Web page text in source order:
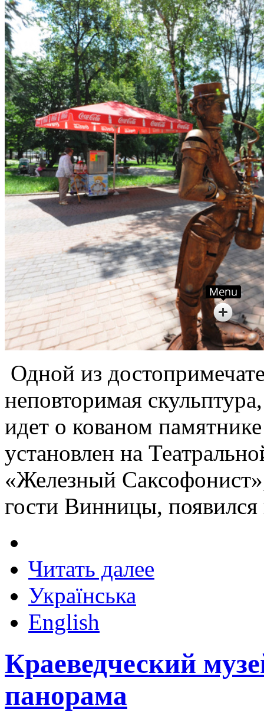
Одной из
неповторимая
идет о кованом
установлен на
«Железный
гости Винницы,
Читать далее
Українська
English
Краеведческий
панорама